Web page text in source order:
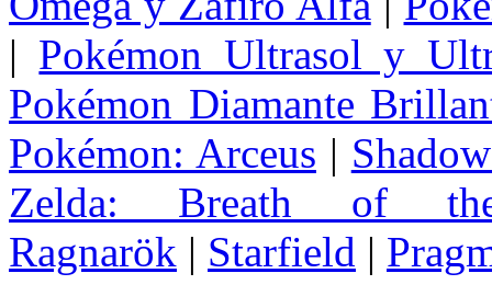
| Pokémon Ultrasol y
Pokémon Diamante
Pokémon: Arceus |
Zelda: Breath of
Ragnarök | Starfield |